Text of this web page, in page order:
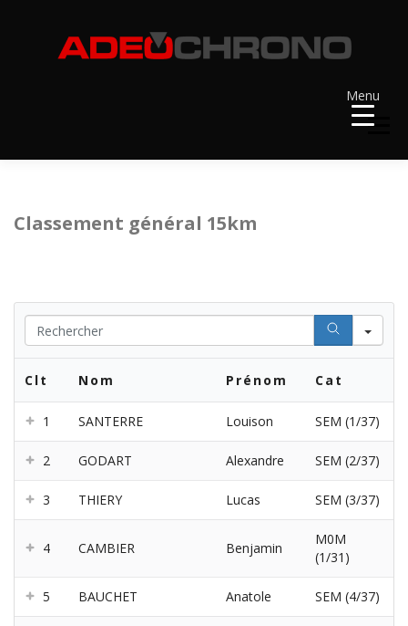
Menu
Menu
CONTACT ET LIENS UTILES
Classement général 15km
Clt Nom Prénom Cat
1 SANTERRE Louison SEM (1/37)
2 GODART Alexandre SEM (2/37)
3 THIERY Lucas SEM (3/37)
4 CAMBIER Benjamin
M0M
(1/31)
5 BAUCHET Anatole SEM (4/37)